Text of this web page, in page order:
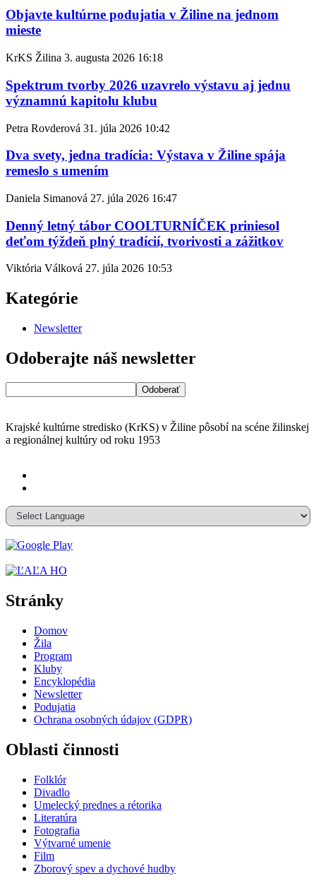
Objavte kultúrne podujatia v Žiline na jednom
mieste
KrKS Žilina 3. augusta 2026 16:18
Spektrum tvorby 2026 uzavrelo výstavu aj jednu
významnú kapitolu klubu
Petra Rovderová 31. júla 2026 10:42
Dva svety, jedna tradícia: Výstava v Žiline spája
remeslo s umením
Daniela Simanová 27. júla 2026 16:47
Denný letný tábor COOLTURNÍČEK priniesol
deťom týždeň plný tradícií, tvorivosti a zážitkov
Viktória Válková 27. júla 2026 10:53
Kategórie
Newsletter
Odoberajte náš newsletter
Krajské kultúrne stredisko (KrKS) v Žiline pôsobí na scéne žilinskej
a regionálnej kultúry od roku 1953
Stránky
Domov
Žila
Program
Kluby
Encyklopédia
Newsletter
Podujatia
Ochrana osobných údajov (GDPR)
Oblasti činnosti
Folklór
Divadlo
Umelecký prednes a rétorika
Literatúra
Fotografia
Výtvarné umenie
Film
Zborový spev a dychové hudby